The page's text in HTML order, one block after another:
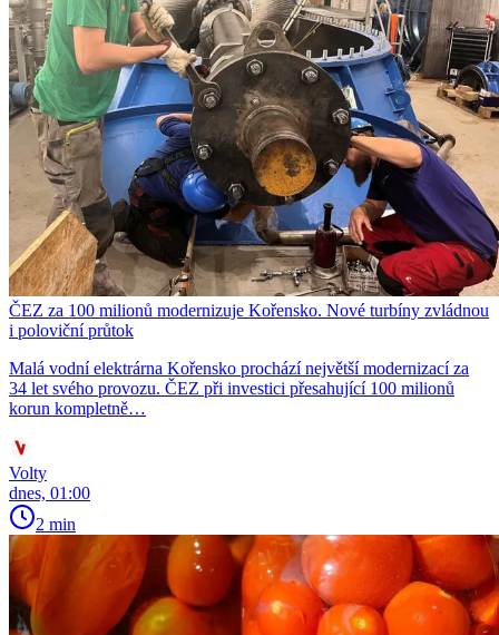
ČEZ za 100 milionů modernizuje Kořensko. Nové turbíny zvládnou
i poloviční průtok
Malá vodní elektrárna Kořensko prochází největší modernizací za
34 let svého provozu. ČEZ při investici přesahující 100 milionů
korun kompletně…
Volty
dnes, 01:00
2 min